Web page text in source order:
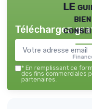
LE
Téléchargez
* En remplissant ce
des fins commerciales
partenaires.